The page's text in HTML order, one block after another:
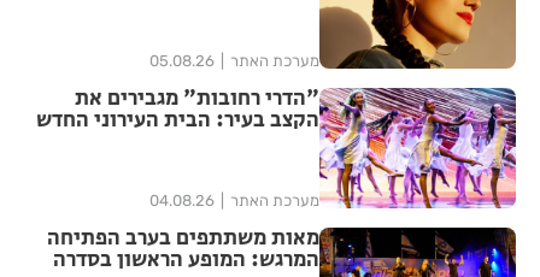
מערכת האתר 05.08.26
"הדרי רחובות" מגבירים את
הקצב בעיר: הבית העירוני החדש
מערכת האתר 04.08.26
מאות משתתפים בערב הפתיחה
המרגש: המופע הראשון בסדרה